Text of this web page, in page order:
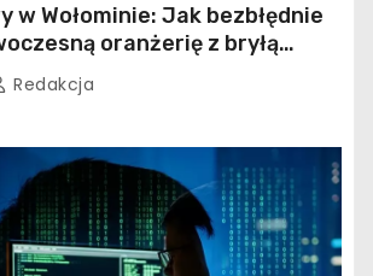
w Wołominie: Jak bezbłędnie
oranżerię z bryłą
Redakcja